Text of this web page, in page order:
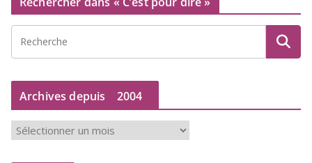
Archives depuis 2004
r